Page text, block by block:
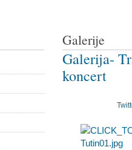
Galerije
Galerija-
koncert